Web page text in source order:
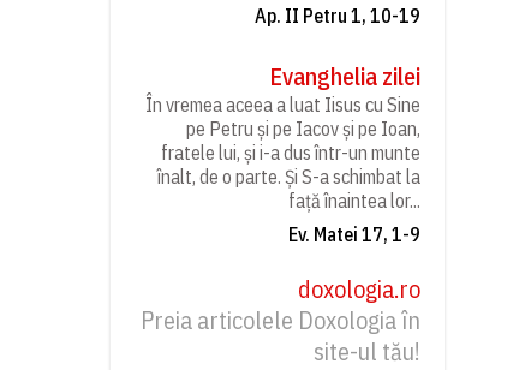
Ap. II Petru 1, 10-19
Evanghelia zilei
În vremea aceea a luat Iisus cu Sine
pe Petru și pe Iacov și pe Ioan,
fratele lui, și i-a dus într-un munte
înalt, de o parte. Și S-a schimbat la
față înaintea lor...
Ev. Matei 17, 1-9
doxologia.ro
Preia articolele Doxologia în
site-ul tău!